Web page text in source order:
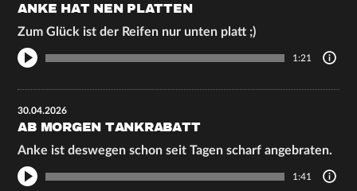
ANKE HAT NEN PLATTEN
Zum Glück ist der Reifen nur unten platt ;)
1:21
30.04.2026
AB MORGEN TANKRABATT
Anke ist deswegen schon seit Tagen scharf angebraten.
1:41